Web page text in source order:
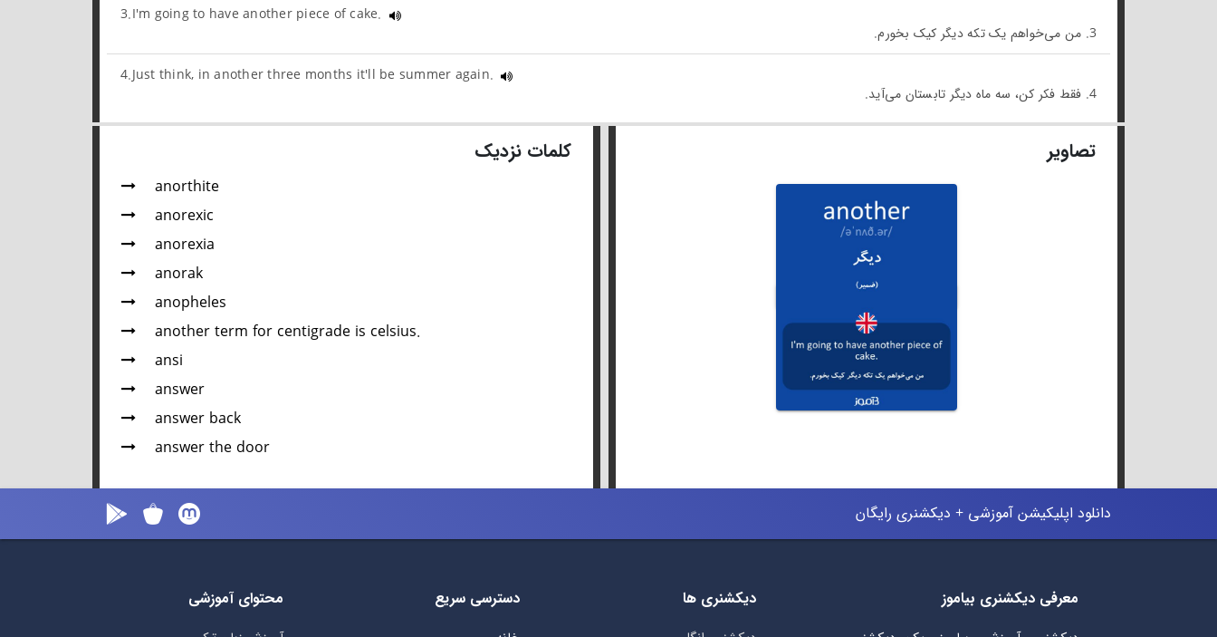
3.I'm going to have another piece of cake.
3. من می‌خواهم یک تکه دیگر کیک بخورم.
4.Just think, in another three months it'll be summer again.
4. فقط فکر کن، سه ماه دیگر تابستان می‌آید.
تصاویر کلمات نزدیک
anorthite
anorexic
anorexia
anorak
anopheles
another term for centigrade is celsius.
ansi
answer
answer back
answer the door
دانلود اپلیکیشن آموزشی + دیکشنری رایگان
معرفی دیکشنری بیاموز دیکشنری ها دسترسی سریع محتوای آموزشی